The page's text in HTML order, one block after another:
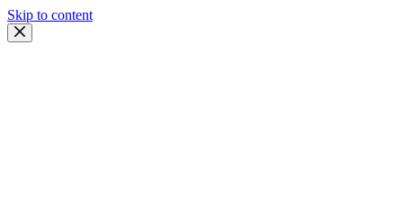
Skip to content